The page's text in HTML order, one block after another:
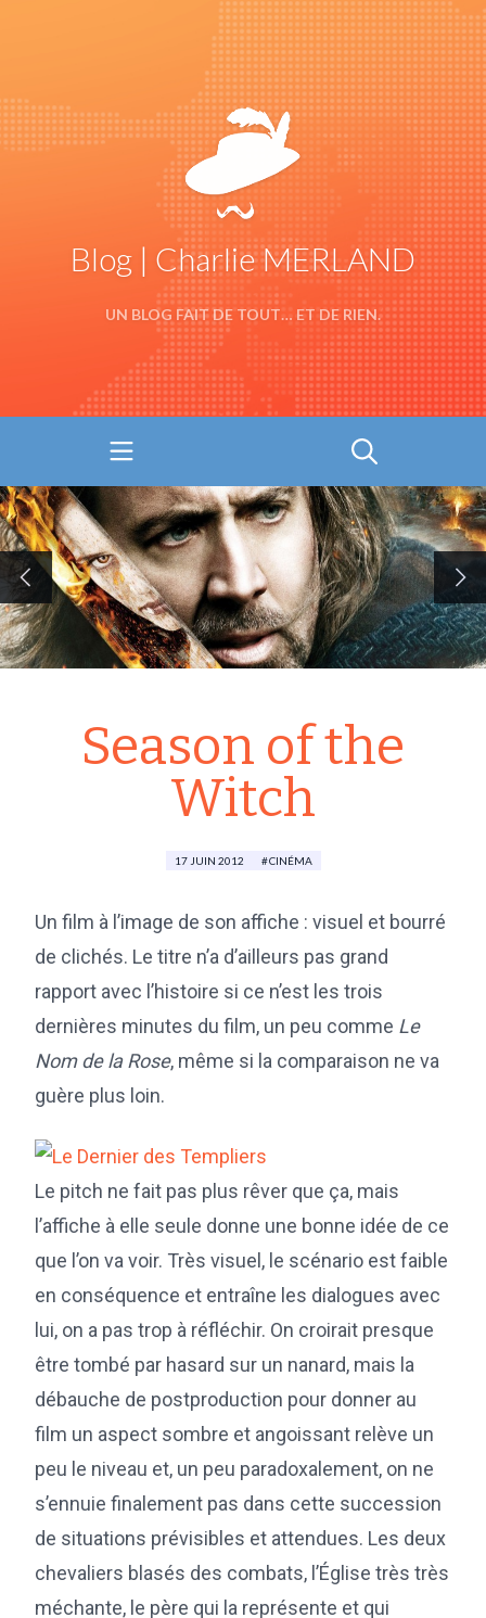
Blog | Charlie MERLAND
UN BLOG FAIT DE TOUT… ET DE RIEN.
Season of the
Witch
17 JUIN 2012 CINÉMA
Un film à l’image de son affiche : visuel et bourré
de clichés. Le titre n’a d’ailleurs pas grand
rapport avec l’histoire si ce n’est les trois
dernières minutes du film, un peu comme Le
Nom de la Rose, même si la comparaison ne va
guère plus loin.
Le pitch ne fait pas plus rêver que ça, mais
l’affiche à elle seule donne une bonne idée de ce
que l’on va voir. Très visuel, le scénario est faible
en conséquence et entraîne les dialogues avec
lui, on a pas trop à réfléchir. On croirait presque
être tombé par hasard sur un nanard, mais la
débauche de postproduction pour donner au
film un aspect sombre et angoissant relève un
peu le niveau et, un peu paradoxalement, on ne
s’ennuie finalement pas dans cette succession
de situations prévisibles et attendues. Les deux
chevaliers blasés des combats, l’Église très très
méchante, le père qui la représente et qui